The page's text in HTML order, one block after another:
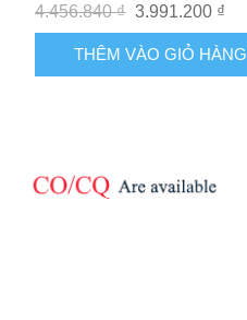
4.456.840 ₫ 3.991.200 ₫
THÊM VÀO GIỎ HÀNG